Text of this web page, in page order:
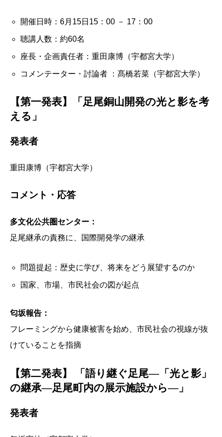
開催日時：6月15日15：00 － 17：00
聴講人数：約60名
座長・企画責任者：重田康博（宇都宮大学）
コメンテーター・討論者 ：髙橋若菜（宇都宮大学）
【第一発表】「足尾銅山開発の光と影を考
える」
発表者
重田康博（宇都宮大学）
コメント・応答
多文化公共圏センター：
足尾継承の責務に、国際開発学の継承
問題提起：歴史に学び、将来をどう展望するのか
国家、市場、市民社会の図が起点
匂坂報告：
フレーミングから健康被害を始め、市民社会の視線が抜
けていることを指摘
【第二発表】 「語り継ぐ足尾―「光と影」
の継承―足尾町内の展示施設から―」
発表者